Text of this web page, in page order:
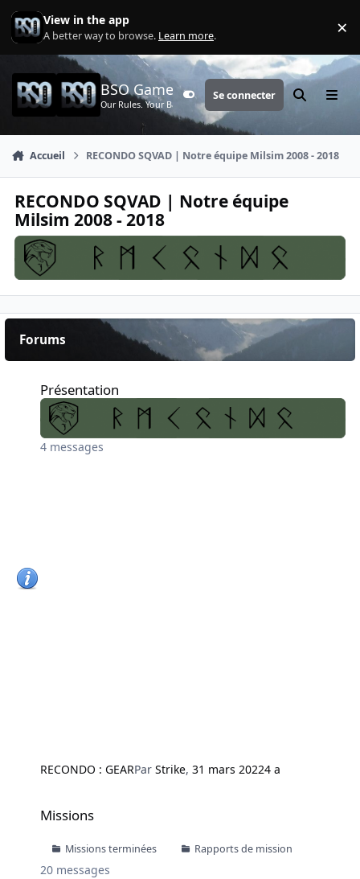
Aller au contenu
View in the app
A better way to browse. Learn more. ×
BSO Games
Our Rules. Your Battle.Customizer
Se connecter Rechercher
Menu
Accueil RECONDO SQVAD | Notre équipe Milsim 2008 - 2018
RECONDO SQVAD | Notre équipe
Milsim 2008 - 2018
Forums
Présentation
4 messages
RECONDO : GEARParStrike,31 mars 20224 a
Missions
Missions terminées Rapports de mission
20 messages